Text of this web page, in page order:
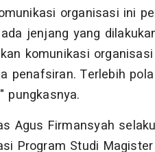
organisasi ini
jenjang yang
komunikasi
penafsiran. Terlebih
pungkasnya.
Agus Firmansyah
Program Studi